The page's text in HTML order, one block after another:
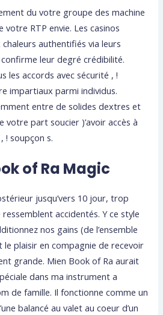
du votre groupe des machine
votre RTP envie. Les casinos
authentifiés via leurs
leur degré crédibilité.
les accords avec sécurité , !
impartiaux parmi individus.
entre de solides dextres et
votre part soucier )’avoir accès à
! soupçon s.
of Ra Magic
jusqu’vers 10 jour, trop
accidentés. Y ce style
nos gains (de l’ensemble
le plaisir en compagnie de recevoir
grande. Mien Book of Ra aurait
dans ma instrument a
de famille. Il fonctionne comme un
balancé au valet au coeur d’un